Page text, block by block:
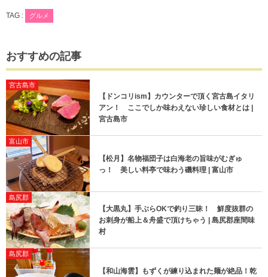
TAG : グルメ
おすすめの記事
宮古島市
【ドンコリism】カウンターで頂く宮古島イタリ
アン！ ここでしか味わえない珍しい食材とは |
宮古島市
富山市
【松月】名物福団子は白海老の旨味がむぎゅ
っ！ 美しい料亭で味わう磯料理 | 富山市
島尻郡
【大黒丸】手ぶらOKで釣り三昧！ 鮮度抜群の
お刺身が船上＆舟盛で頂けちゃう | 島尻郡座間味
村
島尻郡
【和山海雲】もずくが練り込まれた麺が絶品！乾